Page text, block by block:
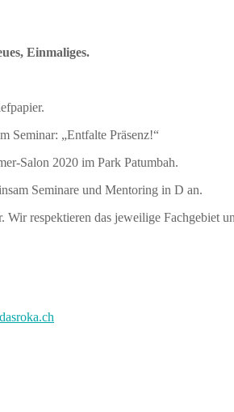
Einmaliges.
Seminar: „Entfalte Präsenz!“
Salon 2020 im Park Patumbah.
Seminare und Mentoring in D an.
respektieren das jeweilige Fachgebiet